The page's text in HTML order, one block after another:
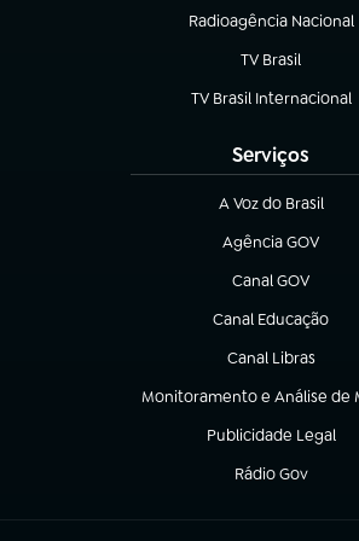
Radioagência Nacional
(abre em nova aba)
TV Brasil
(abre em nova
TV Brasil Internacional
(abre em nova aba)
Serviços
A Voz do Brasil
(abre em nova aba)
Agência GOV
(abre em nova aba)
Canal GOV
(abre em nova
Canal Educação
(abre em nova aba)
Canal Libras
(abre em nova aba)
Monitoramento e Análise de
(abre em nova aba)
Publicidade Legal
(abre em nova aba)
Rádio Gov
(abre em nova